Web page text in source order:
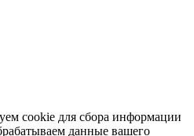
cookie для сбора информации
данные вашего